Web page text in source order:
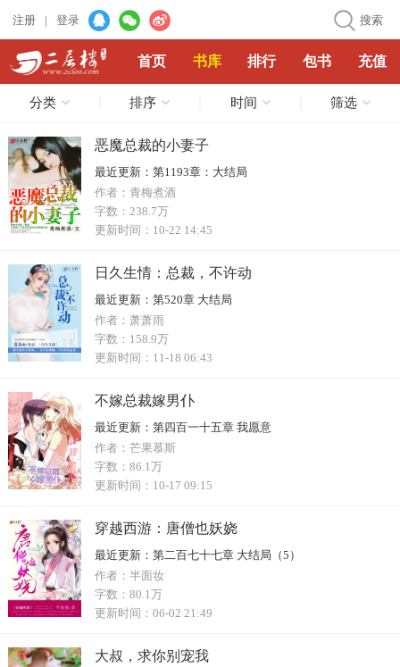
注册 | 登录 搜索
首页 书库 排行 包书 充值
分类 排序 时间 筛选
恶魔总裁的小妻子
最近更新： 第1193章：大结局
作者： 青梅煮酒
字数： 238.7万
更新时间： 10-22 14:45
日久生情：总裁，不许动
最近更新：
第520章 大结局
作者： 萧萧雨
字数： 158.9万
更新时间： 11-18 06:43
不嫁总裁嫁男仆
最近更新： 第四百一十五章 我愿意
作者： 芒果慕斯
字数： 86.1万
更新时间： 10-17 09:15
穿越西游：唐僧也妖娆
最近更新： 第二百七十七章 大结局（5）
作者： 半面妆
字数： 80.1万
更新时间： 06-02 21:49
大叔，求你别宠我